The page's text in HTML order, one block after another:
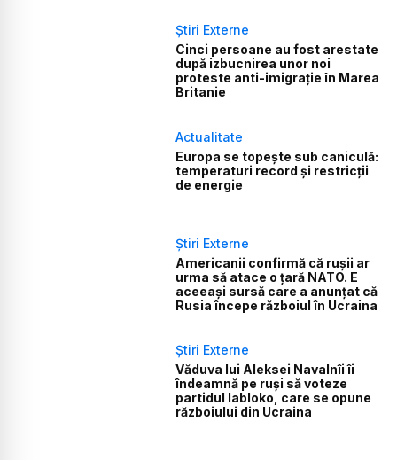
Știri Externe
Cinci persoane au fost arestate
după izbucnirea unor noi
proteste anti-imigrație în Marea
Britanie
Actualitate
Europa se topește sub caniculă:
temperaturi record și restricții
de energie
Știri Externe
Americanii confirmă că rușii ar
urma să atace o țară NATO. E
aceeași sursă care a anunțat că
Rusia începe războiul în Ucraina
Știri Externe
Văduva lui Aleksei Navalnîi îi
îndeamnă pe ruși să voteze
partidul Iabloko, care se opune
războiului din Ucraina